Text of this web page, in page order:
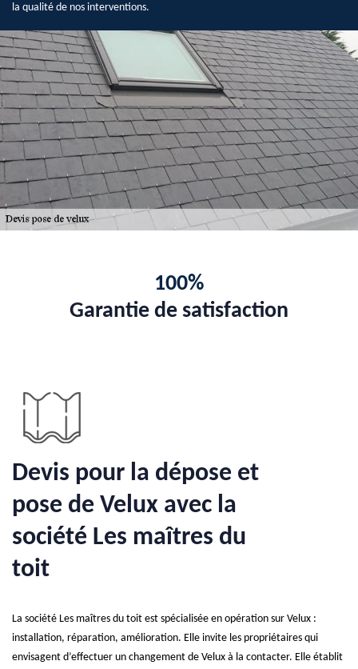
la qualité de nos interventions.
100%
Garantie de satisfaction
Devis pour la dépose et
pose de Velux avec la
société Les maîtres du
toit
La société Les maîtres du toit est spécialisée en opération sur Velux :
installation, réparation, amélioration. Elle invite les propriétaires qui
envisagent d’effectuer un changement de Velux à la contacter. Elle établit